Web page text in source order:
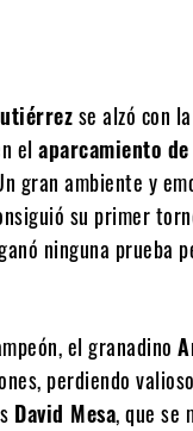
se alzó con
el aparcamiento
gran ambiente y
su primer
ninguna prueba
el granadino
perdiendo
David Mesa, que se